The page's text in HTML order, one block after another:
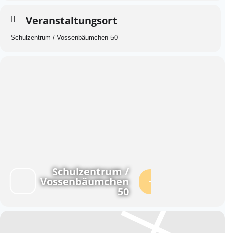
Veranstaltungsort
Schulzentrum / Vossenbäumchen 50
Schulzentrum /
Vossenbäumchen
50